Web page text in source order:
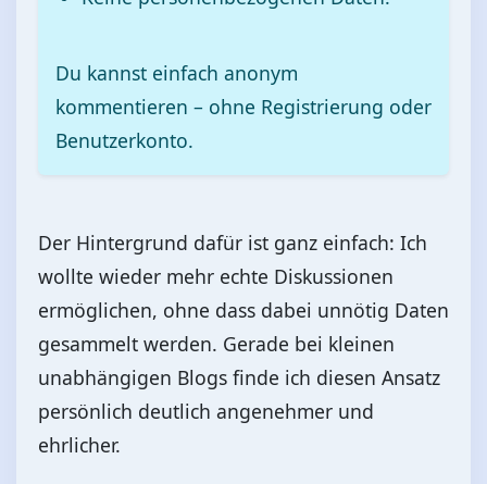
Du kannst einfach anonym
kommentieren – ohne Registrierung oder
Benutzerkonto.
Der Hintergrund dafür ist ganz einfach: Ich
wollte wieder mehr echte Diskussionen
ermöglichen, ohne dass dabei unnötig Daten
gesammelt werden. Gerade bei kleinen
unabhängigen Blogs finde ich diesen Ansatz
persönlich deutlich angenehmer und
ehrlicher.